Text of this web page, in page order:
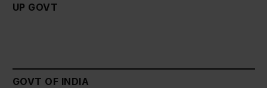
UP GOVT
GOVT OF INDIA